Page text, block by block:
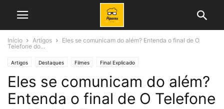
Início Artigos
Eles se comunicam do além? Entenda o final de O
Telefone do...
Artigos Destaques Filmes Final Explicado
Eles se comunicam do além?
Entenda o final de O Telefone